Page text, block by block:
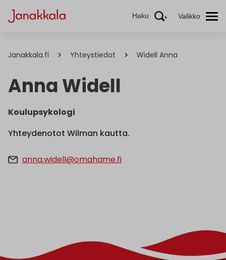
Haku Valikko
Janakkala.fi Yhteystiedot Widell Anna
Anna Widell
Koulupsykologi
Yhteydenotot Wilman kautta.
anna.widell@omahame.fi